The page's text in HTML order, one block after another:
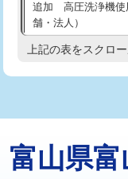
排水管工事（追加
え）
マス交換（土の掘
マス交換（深さ50㎝
追加 高圧洗浄機使
舗・法人）
高度高圧洗浄換
トーラー機使用/3m
追加トーラー機使
上記の表をスクロ
富山県